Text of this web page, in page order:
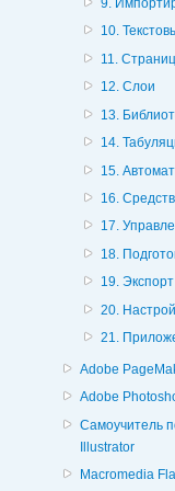
9.
10.
11.
12. Слои
13.
14.
15.
16.
17.
18.
19. Экспорт
20.
21.
Adobe
Adobe
Cамоучитель
Illustrator
Macromedia